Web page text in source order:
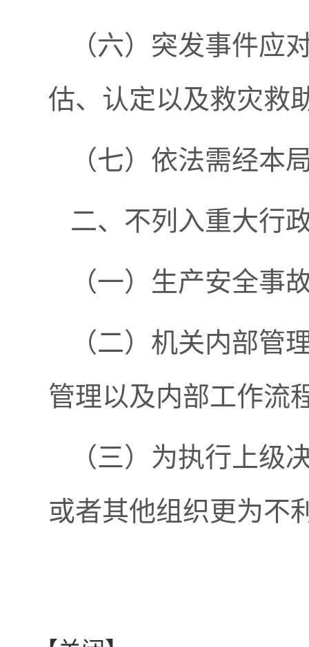
（六）突发事件应
估、认定以及救灾救
（七）依法需经本
二、不列入重大行
（一）生产安全事
（二）机关内部管
管理以及内部工作流
（三）为执行上级
或者其他组织更为不